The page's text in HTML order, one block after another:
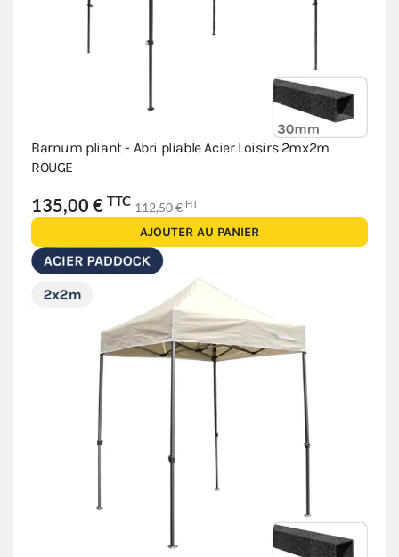
Barnum pliant - Abri pliable Acier Loisirs 2mx2m
ROUGE
135,00 € TTC 112,50 € HT
AJOUTER AU PANIER